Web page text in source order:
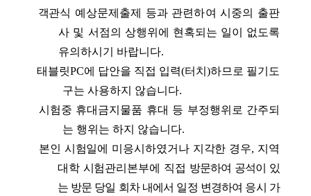
객관식 예상문제출제 등과 관련하여 시중의 출판
사 및 서점의 상행위에 현혹되는 일이 없도록
유의하시기 바랍니다.
태블릿PC에 답안을 직접 입력(터치 )하므로 필기도
구는 사용하지 않습니다.
시험중 휴대금지물품 휴대 등 부정행위로 간주되
는 행위는 하지 않습니다.
본인 시험일에 미응시하였거나 지각한 경우, 지역
대학 시험관리본부에 직접 방문하여 공석이 있
는 방문 당일 회차 내에서 일정 변경하여 응시 가